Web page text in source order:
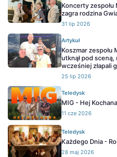
Koncerty
zagra rodzina
31 lip 2026
Artykuł
Koszmar
utknął pod
wcześniej złapali
25 lip 2026
Teledysk
MIG - Hej Kochana
11 cze 2026
Teledysk
Każdego Dnia -
28 maj 2026